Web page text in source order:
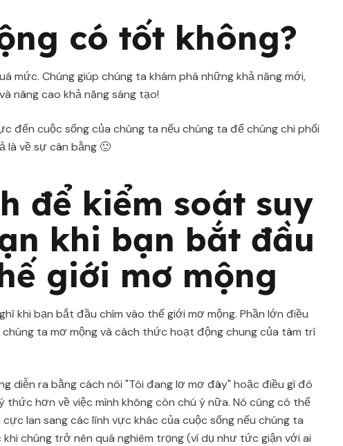
có tốt không?
mức. Chúng giúp chúng ta khám phá những khả năng mới,
nâng cao khả năng sáng tạo!
đến cuộc sống của chúng ta nếu chúng ta để chúng chi phối
là về sự cân bằng 🙂
để kiểm soát suy
khi bạn bắt đầu
giới mơ mộng
khi bạn bắt đầu chìm vào thế giới mơ mộng. Phần lớn điều
ta mơ mộng và cách thức hoạt động chung của tâm trí
diễn ra bằng cách nói "Tôi đang lơ mơ đây" hoặc điều gì đó
hơn về việc mình không còn chú ý nữa. Nó cũng có thể
lan sang các lĩnh vực khác của cuộc sống nếu chúng ta
chúng trở nên quá nghiêm trọng (ví dụ như tức giận với ai